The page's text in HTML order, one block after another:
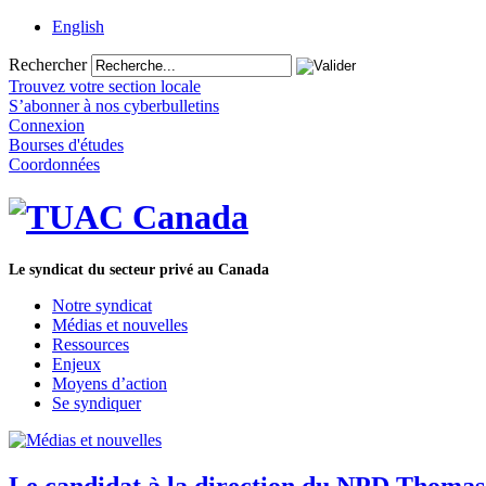
English
Rechercher
Trouvez votre section locale
S’abonner à nos cyberbulletins
Connexion
Bourses d'études
Coordonnées
Le syndicat du secteur privé au Canada
Notre syndicat
Médias et nouvelles
Ressources
Enjeux
Moyens d’action
Se syndiquer